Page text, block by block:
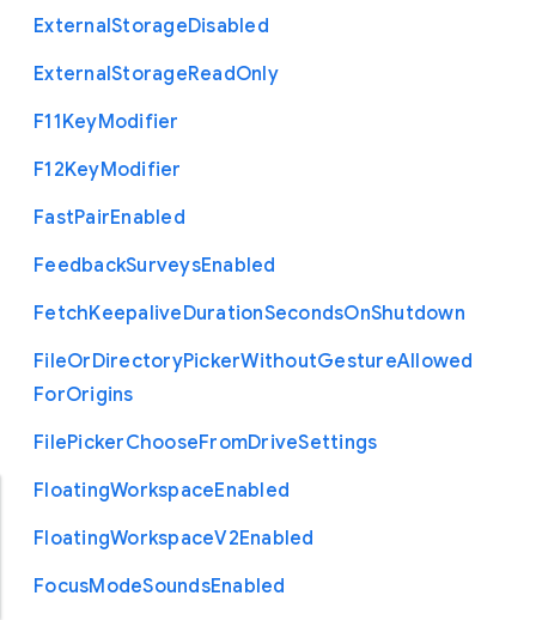
ExternalStorageDisabled
ExternalStorageReadOnly
F11KeyModifier
F12KeyModifier
FastPairEnabled
FeedbackSurveysEnabled
FetchKeepaliveDurationSecondsOnShutdown
FileOrDirectoryPickerWithoutGestureAllowed
ForOrigins
FilePickerChooseFromDriveSettings
FloatingWorkspaceEnabled
FloatingWorkspaceV2Enabled
FocusModeSoundsEnabled